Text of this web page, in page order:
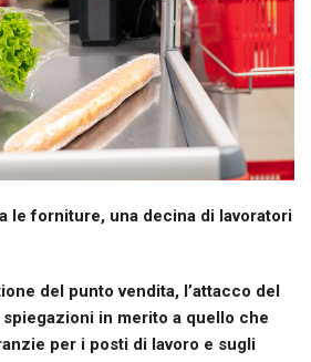
le forniture, una decina di lavoratori
del punto vendita, l’attacco del
spiegazioni in merito a quello che
per i posti di lavoro e sugli